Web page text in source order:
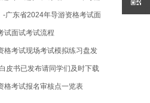
-广东省2024年导游资格考试面
试面试考试流程
格考试现场考试模拟练习盘发
皮书已发布请同学们及时下载
格考试报名审核点一览表